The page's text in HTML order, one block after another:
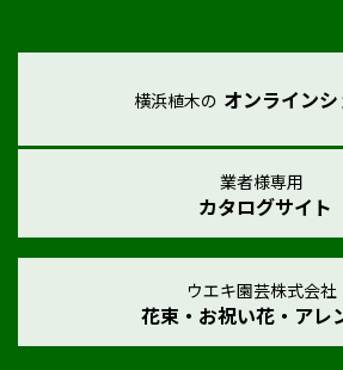
横浜植木の オンライン
業者様専用
カタログサイト
ウエキ園芸株式会社
花束・お祝い花・アレ